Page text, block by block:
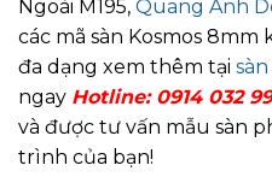
Ngoài M195, Quang Anh
các mã sàn Kosmos 8mm
đa dạng xem thêm tại
ngay Hotline: 0914 032
và được tư vấn mẫu sàn
trình của bạn!